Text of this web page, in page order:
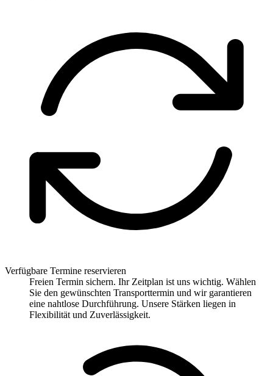
Verfügbare Termine reservieren
Freien Termin sichern. Ihr Zeitplan ist uns wichtig. Wählen
Sie den gewünschten Transporttermin und wir garantieren
eine nahtlose Durchführung. Unsere Stärken liegen in
Flexibilität und Zuverlässigkeit.